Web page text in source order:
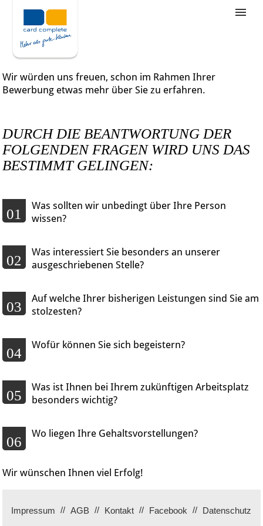
Stellenangebote
Unternehmensziele
Was wir bieten
Wir würden uns freuen, schon im Rahmen Ihrer
Bewerbung etwas mehr über Sie zu erfahren.
DURCH DIE BEANTWORTUNG DER
FOLGENDEN FRAGEN WIRD UNS DAS
BESTIMMT GELINGEN:
01
Was sollten wir unbedingt über Ihre Person
wissen?
02
Was interessiert Sie besonders an unserer
ausgeschriebenen Stelle?
03
Auf welche Ihrer bisherigen Leistungen sind Sie am
stolzesten?
04
Wofür können Sie sich begeistern?
05
Was ist Ihnen bei Ihrem zukünftigen Arbeitsplatz
besonders wichtig?
06
Wo liegen Ihre Gehaltsvorstellungen?
Wir wünschen Ihnen viel Erfolg!
Impressum AGB Kontakt Facebook Datenschutz